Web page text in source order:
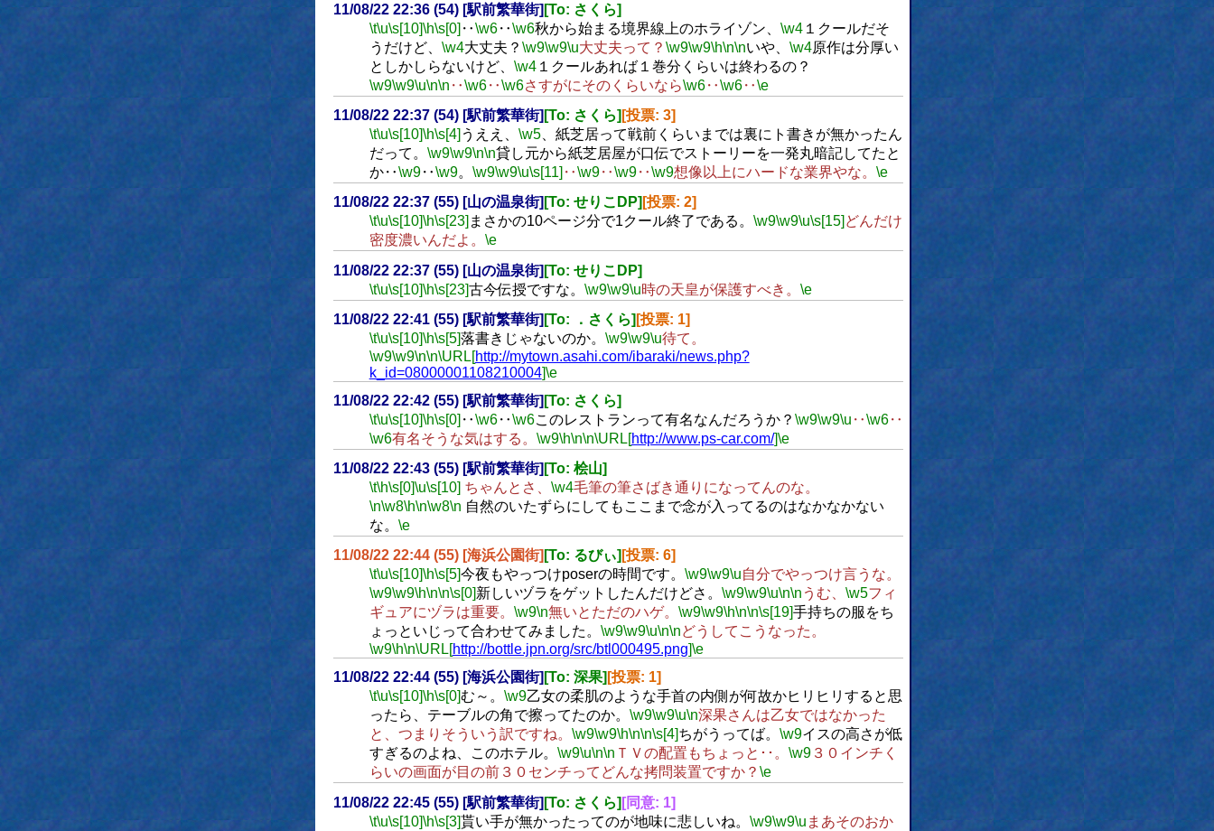
11/08/22 22:36 (54) [駅前繁華街] [To: さくら]
\t\u\s[10]\h\s[0] ‥\w6‥\w6秋から始まる境界線上のホライゾン、 \w4１クールだそ
うだけど、 \w4大丈夫？ \w9\w9\u大丈夫って？ \w9\w9\h\n\nいや、 \w4原作は分厚い
としかしらないけど、 \w4１クールあれば１巻分くらいは終わるの？
\w9\w9\u\n\n ‥\w6‥\w6さすがにそのくらいなら\w6‥\w6‥\e
11/08/22 22:37 (54) [駅前繁華街] [To: さくら] [投票: 3]
\t\u\s[10]\h\s[4] うええ、 \w5、紙芝居って戦前くらいまでは裏にト書きが無かったん
だって。 \w9\w9\n\n貸し元から紙芝居屋が口伝でストーリーを一発丸暗記してたと
か‥\w9‥\w9。 \w9\w9\u\s[11] ‥\w9‥\w9‥\w9想像以上にハードな業界やな。 \e
11/08/22 22:37 (55) [山の温泉街] [To: せりこDP] [投票: 2]
\t\u\s[10]\h\s[23] まさかの10ページ分で1クール終了である。 \w9\w9\u\s[15] どんだけ
密度濃いんだよ。 \e
11/08/22 22:37 (55) [山の温泉街] [To: せりこDP]
\t\u\s[10]\h\s[23]古今伝授ですな。 \w9\w9\u時の天皇が保護すべき。 \e
11/08/22 22:41 (55) [駅前繁華街] [To: ．さくら] [投票: 1]
\t\u\s[10]\h\s[5]落書きじゃないのか。 \w9\w9\u待て。
\w9\w9\n\n\URL[http://mytown.asahi.com/ibaraki/news.php?
k_id=08000001108210004]\e
11/08/22 22:42 (55) [駅前繁華街] [To: さくら]
\t\u\s[10]\h\s[0] ‥\w6‥\w6このレストランって有名なんだろうか？ \w9\w9\u ‥\w6‥
\w6有名そうな気はする。 \w9\h\n\n\URL[http://www.ps-car.com/]\e
11/08/22 22:43 (55) [駅前繁華街] [To: 桧山]
\t\h\s[0]\u\s[10] ちゃんとさ、 \w4毛筆の筆さばき通りになってんのな。
\n\w8\h\n\w8\n 自然のいたずらにしてもここまで念が入ってるのはなかなかない
な。 \e
11/08/22 22:44 (55) [海浜公園街] [To: るびぃ] [投票: 6]
\t\u\s[10]\h\s[5]今夜もやっつけposerの時間です。 \w9\w9\u自分でやっつけ言うな。
\w9\w9\h\n\n\s[0]新しいヅラをゲットしたんだけどさ。 \w9\w9\u\n\n うむ、 \w5フィ
ギュアにヅラは重要。 \w9\n無いとただのハゲ。 \w9\w9\h\n\n\s[19]手持ちの服をち
ょっといじって合わせてみました。 \w9\w9\u\n\nどうしてこうなった。
\w9\h\n\URL[http://bottle.jpn.org/src/btl000495.png]\e
11/08/22 22:44 (55) [海浜公園街] [To: 深果] [投票: 1]
\t\u\s[10] \h\s[0] む～。 \w9乙女の柔肌のような手首の内側が何故かヒリヒリすると思
ったら、テーブルの角で擦ってたのか。 \w9\w9\u\n深果さんは乙女ではなかった
と、つまりそういう訳ですね。 \w9\w9\h\n\n\s[4] ちがうってば。 \w9イスの高さが低
すぎるのよね、このホテル。 \w9\u\n\n ＴＶの配置もちょっと･･。 \w9３０インチく
らいの画面が目の前３０センチってどんな拷問装置ですか？ \e
11/08/22 22:45 (55) [駅前繁華街] [To: さくら] [同意: 1]
\t\u\s[10]\h\s[3]貰い手が無かったってのが地味に悲しいね。 \w9\w9\u まあそのおか